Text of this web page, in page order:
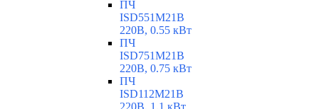
ПЧ
ISD551M21B
220В, 0.55 кВт
ПЧ
ISD751M21B
220В, 0.75 кВт
ПЧ
ISD112M21B